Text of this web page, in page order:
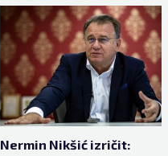
Nermin Nikšić izričit: